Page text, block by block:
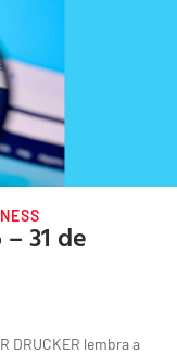
31 de
DRUCKER lembra a